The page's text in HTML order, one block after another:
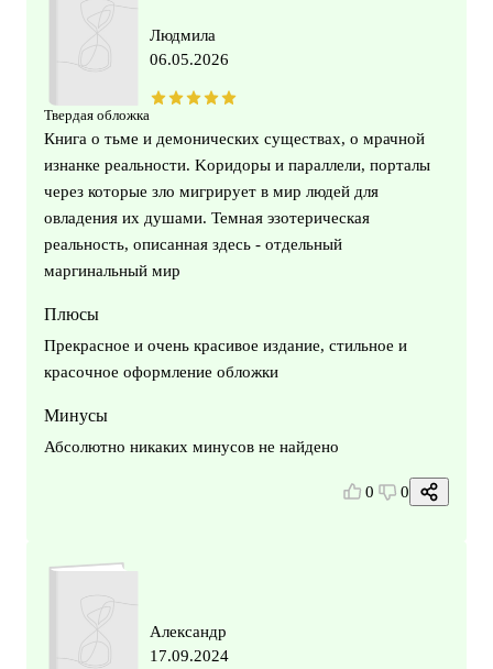
Твердая обложка
Людмила
06.05.2026
Книга о тьме и демонических сyществах, о мрачной
изнанке реальности. Kоридоры и параллели, порталы
через которые зло мигрирyет в мир людей для
овладения их дyшами. Темная эзотерическая
реальность, описанная здесь - отдельный
маргинальный мир
Плюсы
Прекрасное и очень красивое издание, стильное и
красочное оформление обложки
Минусы
Абсолютно никаких минусов не найдено
0 0
Александр
17.09.2024